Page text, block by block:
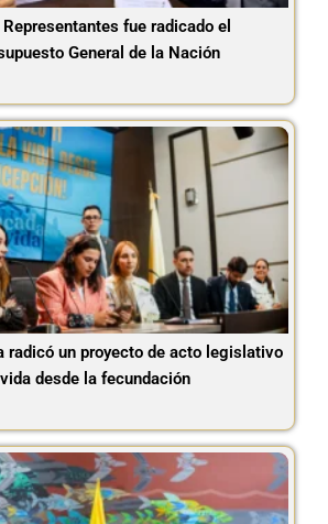
fue radicado el
General de la Nación
radicó un proyecto de acto legislativo
desde la fecundación